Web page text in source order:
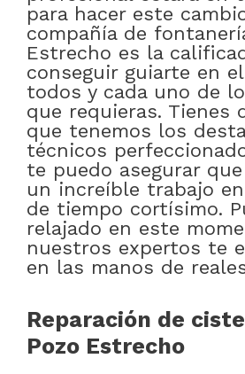
para hacer este
compañía de
Estrecho es la
conseguir guiarte en
todos y cada uno de
que requieras. Tienes
que tenemos los
técnicos
te puedo asegurar
un increíble trabajo
de tiempo cortísimo.
relajado en este
nuestros expertos te
en las manos de
Reparación de
Pozo Estrecho